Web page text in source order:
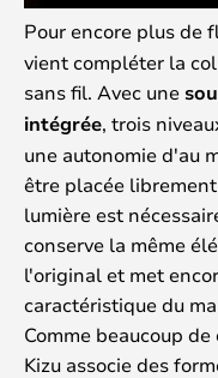
Pour encore plus de
vient compléter la
sans fil. Avec une
intégrée, trois
une autonomie d'au
être placée
lumière est
conserve la même
l'original et met
caractéristique du
Comme beaucoup
Kizu associe des